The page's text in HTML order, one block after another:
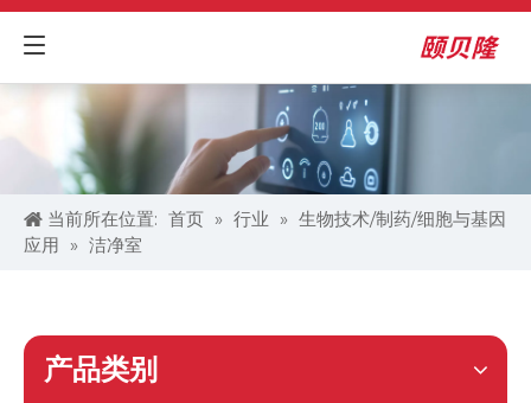
当前所在位置: 首页 » 行业 » 生物技术/制药/细胞与基因
应用​
» 洁净室
产品类别